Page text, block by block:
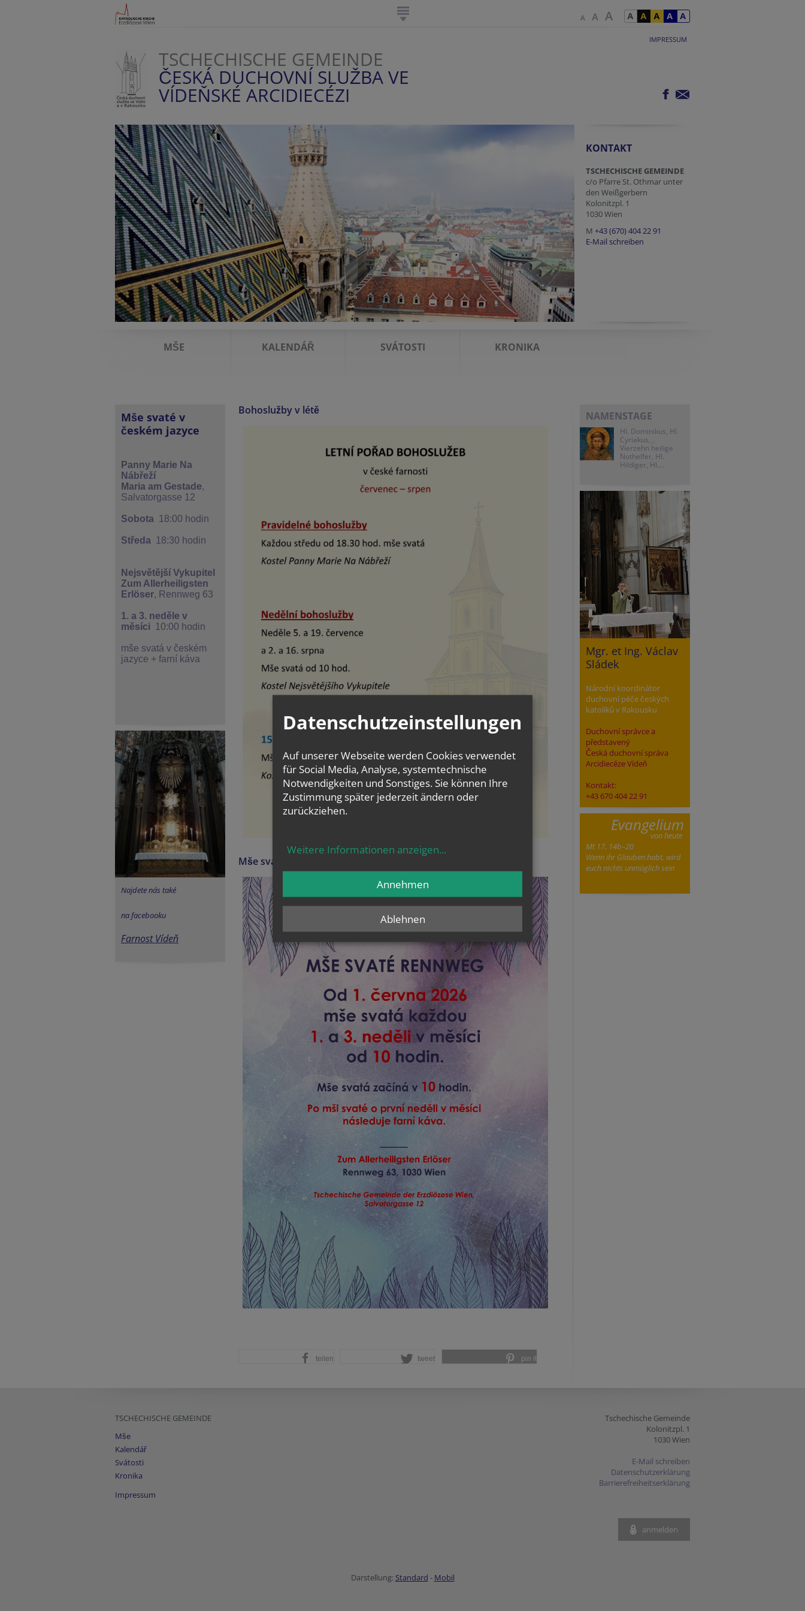
IMPRESSUM
TSCHECHISCHE GEMEINDE
ČESKÁ DUCHOVNÍ SLUŽBA VE
VÍDEŇSKÉ ARCIDIECÉZI
KONTAKT
TSCHECHISCHE GEMEINDE
c/o Pfarre St. Othmar unter
den Weißgerbern
Kolonitzpl. 1
1030 Wien
M +43 (670) 404 22 91
E-Mail schreiben
MŠE KALENDÁŘ SVÁTOSTI KRONIKA
Mše svaté v
českém jazyce
Panny Marie Na
Nábřeží
Maria am Gestade,
Salvatorgasse 12
Sobota 18:00 hodin
Středa 18:30 hodin
Nejsvětější Vykupitel
Zum Allerheiligsten
Erlöser, Rennweg 63
1. a 3. neděle v
měsíci 10:00 hodin
mše svatá v českém
jazyce + farní káva
Najdete nás také
na facebooku
Farnost Vídeň
Bohoslužby v létě
Mše svaté na Rennwegu od 1.6.2026
teilen tweet pin it
NAMENSTAGE
Hl. Dominikus, Hl.
Cyriakus, ,
Vierzehn heilige
Nothelfer, Hl.
Hildiger, Hl....
Mgr. et Ing. Václav
Sládek
Národní koordinátor
duchovní péče českých
katolíků v Rakousku
Duchovní správce a
představený
Česká duchovní správa
Arcidiecéze Vídeň
Kontakt:
+43 670 404 22 91
Evangelium
von heute
Mt 17, 14b–20
Wenn ihr Glauben habt, wird
euch nichts unmöglich sein
TSCHECHISCHE GEMEINDE
Mše
Kalendář
Svátosti
Kronika
Impressum
Tschechische Gemeinde
Kolonitzpl. 1
1030 Wien
E-Mail schreiben
Datenschutzerklärung
Barrierefreiheitserklärung
anmelden
Darstellung: Standard - Mobil
Datenschutzeinstellungen
Auf unserer Webseite werden Cookies verwendet
für Social Media, Analyse, systemtechnische
Notwendigkeiten und Sonstiges. Sie können Ihre
Zustimmung später jederzeit ändern oder
zurückziehen.
Weitere Informationen anzeigen...
Ablehnen
Annehmen